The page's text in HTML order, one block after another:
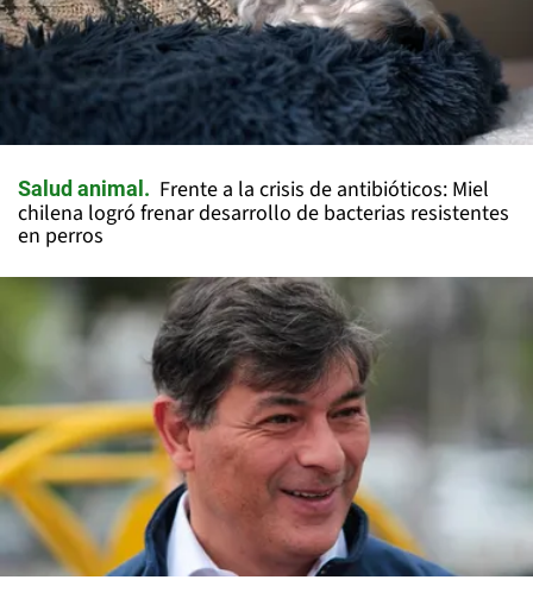
Salud animal
Frente a la crisis de antibióticos: Miel
chilena logró frenar desarrollo de bacterias resistentes
en perros